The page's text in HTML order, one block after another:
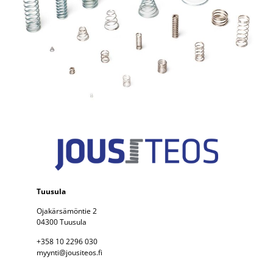
Tuusula
Ojakärsämöntie 2
04300 Tuusula
+358 10 2296 030
myynti@jousiteos.fi